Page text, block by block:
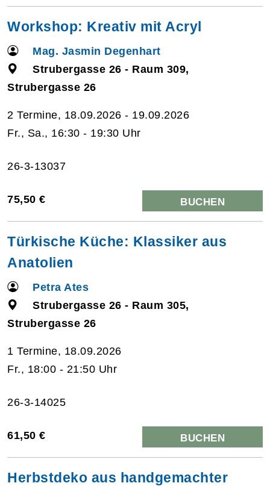
Workshop: Kreativ mit Acryl
Mag. Jasmin Degenhart
Strubergasse 26 - Raum 309,
Strubergasse 26
2 Termine, 18.09.2026 - 19.09.2026
Fr., Sa., 16:30 - 19:30 Uhr
26-3-13037
75,50 € BUCHEN
Türkische Küche: Klassiker aus
Anatolien
Petra Ates
Strubergasse 26 - Raum 305,
Strubergasse 26
1 Termine, 18.09.2026
Fr., 18:00 - 21:50 Uhr
26-3-14025
61,50 € BUCHEN
Herbstdeko aus handgemachter